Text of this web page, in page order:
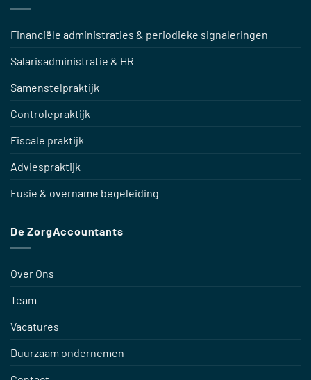
Financiële administraties & periodieke signaleringen
Salarisadministratie & HR
Samenstelpraktijk
Controlepraktijk
Fiscale praktijk
Adviespraktijk
Fusie & overname begeleiding
De ZorgAccountants
Over Ons
Team
Vacatures
Duurzaam ondernemen